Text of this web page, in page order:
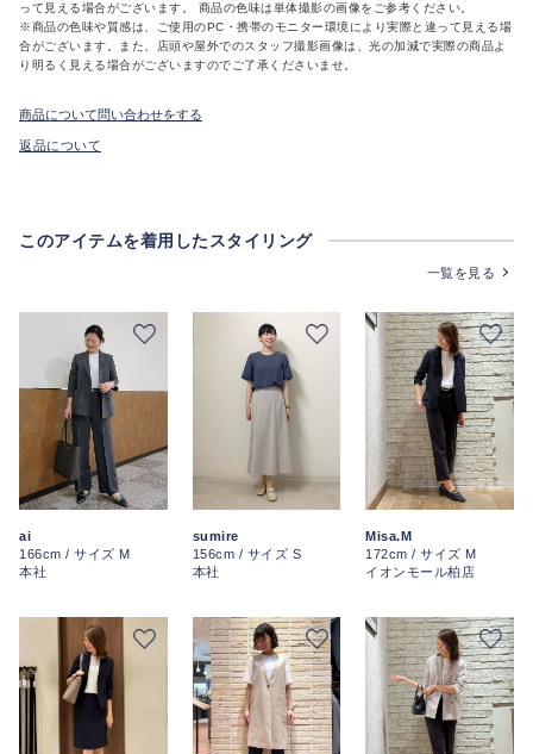
って見える場合がございます。 商品の色味は単体撮影の画像をご参考ください。
※商品の色味や質感は、ご使用のPC・携帯のモニター環境により実際と違って見える場
合がございます。また、店頭や屋外でのスタッフ撮影画像は、光の加減で実際の商品よ
り明るく見える場合がございますのでご了承くださいませ。
商品について問い合わせをする
返品について
このアイテムを着用したスタイリング
一覧を見る
ai
166cm / サイズ M
本社
sumire
156cm / サイズ S
本社
Misa.M
172cm / サイズ M
イオンモール柏店